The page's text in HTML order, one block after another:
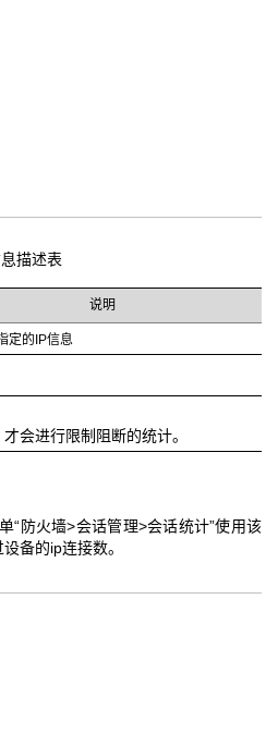
描述表
说明
定的IP信息
会进行限制阻断的统计。
“防火墙>会话管理>会话统计”使用该
备的ip连接数。